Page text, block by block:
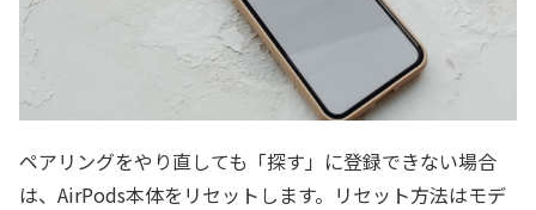
ペアリングをやり直しても「探す」に登録できない場合
は、AirPods本体をリセットします。リセット方法はモデ